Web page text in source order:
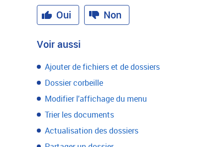
Oui
Non
Voir aussi
Ajouter de fichiers et de dossiers
Dossier corbeille
Modifier l'affichage du menu
Trier les documents
Actualisation des dossiers